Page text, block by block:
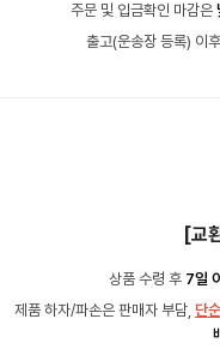
주문 및 입금확인 마감은
출고(운송장 등록) 이
[교
상품 수령 후 7일
제품 하자/파손은 판매자 부담, 단